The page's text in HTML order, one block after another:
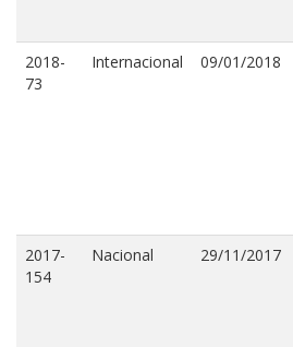
2018-
73
Internacional 09/01/2018
2017-
154
Nacional 29/11/2017